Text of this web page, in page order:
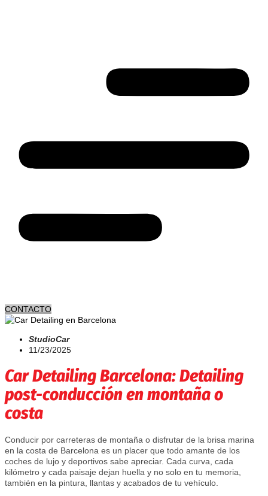
CONTACTO
StudioCar
11/23/2025
Car Detailing Barcelona: Detailing
post-conducción en montaña o
costa
Conducir por carreteras de montaña o disfrutar de la brisa marina
en la costa de Barcelona es un placer que todo amante de los
coches de lujo y deportivos sabe apreciar. Cada curva, cada
kilómetro y cada paisaje dejan huella y no solo en tu memoria,
también en la pintura, llantas y acabados de tu vehículo.